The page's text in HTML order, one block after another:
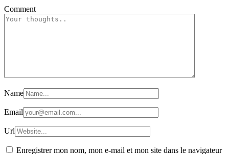
Comment
Name
Email
Url
Enregistrer mon nom, mon e-mail et mon site dans le navigateur